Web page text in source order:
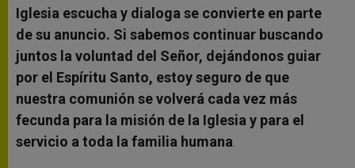
Iglesia escucha y dialoga se convierte en parte
de su anuncio. Si sabemos continuar buscando
juntos la voluntad del Señor, dejándonos guiar
por el Espíritu Santo, estoy seguro de que
nuestra comunión se volverá cada vez más
fecunda para la misión de la Iglesia y para el
servicio a toda la familia humana